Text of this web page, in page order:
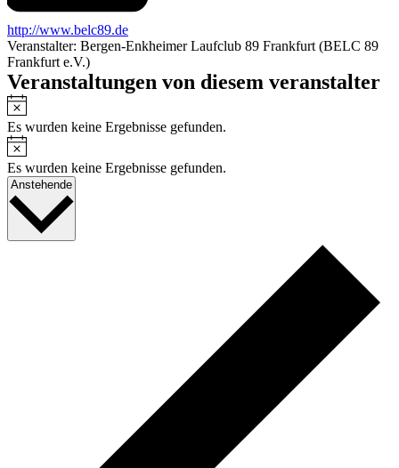
Webseite
http://www.belc89.de
Veranstalter: Bergen-Enkheimer Laufclub 89 Frankfurt (BELC 89
Frankfurt e.V.)
Veranstaltungen von diesem veranstalter
Hinweis
Es wurden keine Ergebnisse gefunden.
Hinweis
Es wurden keine Ergebnisse gefunden.
Anstehende Datum